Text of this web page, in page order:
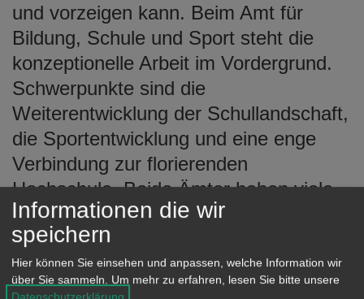
und vorzeigen kann. Beim Amt für
Bildung, Schule und Sport steht die
konzeptionelle Arbeit im Vordergrund.
Schwerpunkte sind die
Weiterentwicklung der Schullandschaft,
die Sportentwicklung und eine enge
Verbindung zur florierenden
Hochschule. Beide Ämter haben viele
Berührungspunkte und daher ist Amts-
und Dezernatsübergreifende
Teamarbeit erforderlich. Ich heiße Sie
herzlich willkommen bei der Stadt
Informationen die wir
speichern
Hier können Sie einsehen und anpassen, welche Information wir
über Sie sammeln. Um mehr zu erfahren, lesen Sie bitte unsere